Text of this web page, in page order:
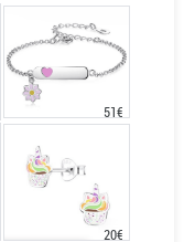
51€
20€